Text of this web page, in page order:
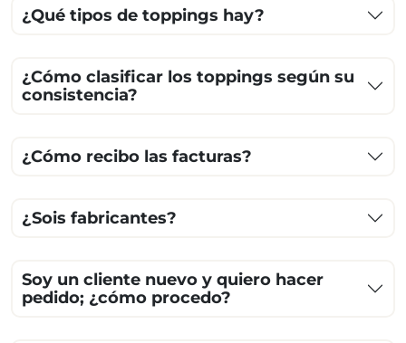
¿Qué tipos de toppings hay?
¿Cómo clasificar los toppings según su
consistencia?
¿Cómo recibo las facturas?
¿Sois fabricantes?
Soy un cliente nuevo y quiero hacer
pedido; ¿cómo procedo?